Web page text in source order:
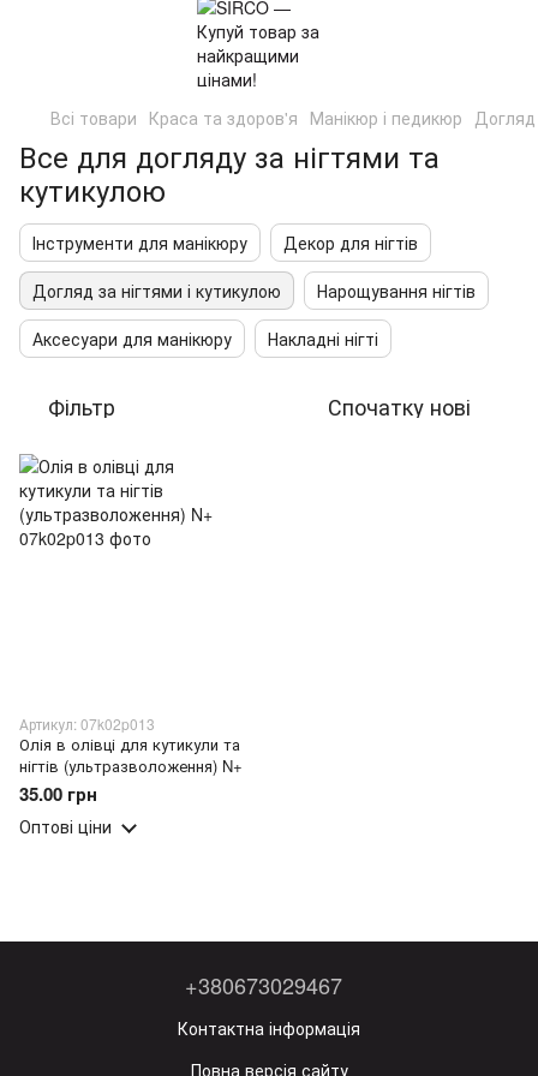
Всі товари Краса та здоров'я Манікюр і педикюр Догляд
Все для догляду за нігтями та
кутикулою
Інструменти для манікюру
Декор для нігтів
Догляд за нігтями і кутикулою
Нарощування нігтів
Аксесуари для манікюру
Накладні нігті
Фільтр Спочатку нові
Артикул: 07k02p013
Олія в олівці для кутикули та
нігтів (ультразволоження) N+
35.00 грн
Оптові ціни
+380673029467
Контактна інформація
Повна версія сайту